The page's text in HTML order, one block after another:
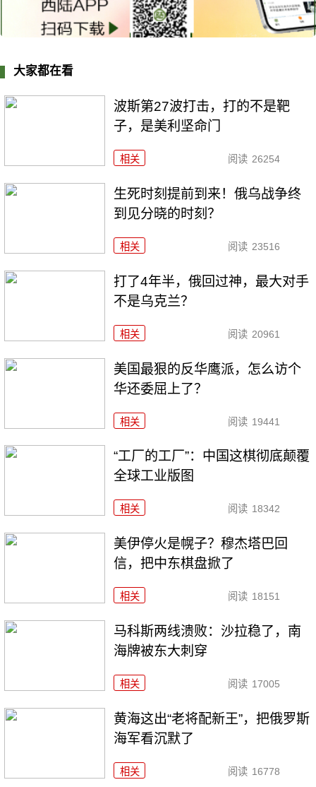
大家都在看
波斯第27波打击，打的不是靶
子，是美利坚命门
相关 阅读 26254
生死时刻提前到来！俄乌战争终
到见分晓的时刻？
相关 阅读 23516
打了4年半，俄回过神，最大对手
不是乌克兰？
相关 阅读 20961
美国最狠的反华鹰派，怎么访个
华还委屈上了？
相关 阅读 19441
“工厂的工厂”：中国这棋彻底颠覆
全球工业版图
相关 阅读 18342
美伊停火是幌子？穆杰塔巴回
信，把中东棋盘掀了
相关 阅读 18151
马科斯两线溃败：沙拉稳了，南
海牌被东大刺穿
相关 阅读 17005
黄海这出“老将配新王”，把俄罗斯
海军看沉默了
相关 阅读 16778